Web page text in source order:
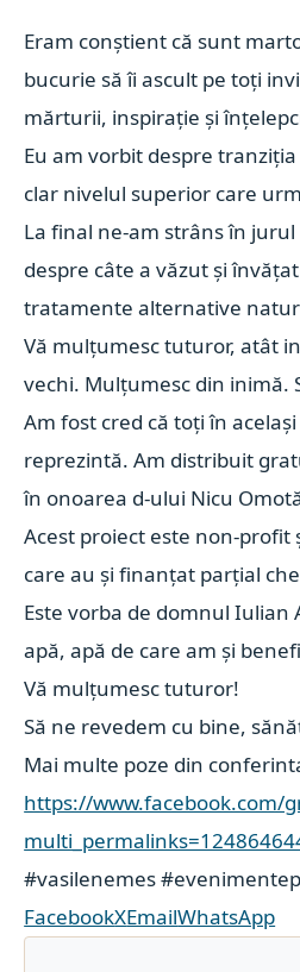
Eram conștient că sunt
bucurie să îi ascult pe toți
mărturii, inspirație și
Eu am vorbit despre
clar nivelul superior care
La final ne-am strâns în
despre câte a văzut și
tratamente alternative
Vă mulțumesc tuturor, atât
vechi. Mulțumesc din
Am fost cred că toți în
reprezintă.Am distribuit
în onoarea d-ului Nicu
Acest proiect este non-
care au și finanțat parțial
Este vorba de domnulIulian
apă, apă de care am și
Vă mulțumesc tuturor!
Să ne revedem cu bine,
Mai multe poze din
https://www.facebook.com/
#vasilenemes
FacebookXEmailWhatsApp